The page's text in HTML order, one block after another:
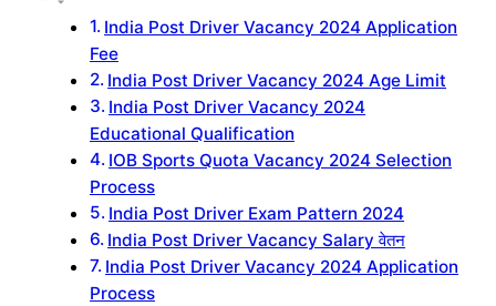
India Post Driver Vacancy 2024 Application
Fee
India Post Driver Vacancy 2024 Age Limit
India Post Driver Vacancy 2024
Educational Qualification
IOB Sports Quota Vacancy 2024 Selection
Process
India Post Driver Exam Pattern 2024
India Post Driver Vacancy Salary वेतन
India Post Driver Vacancy 2024 Application
Process